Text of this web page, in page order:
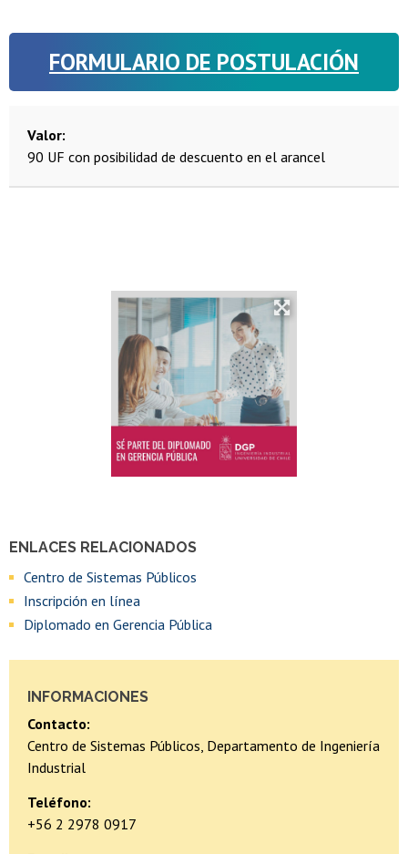
ENLACES RELACIONADOS
Centro de Sistemas Públicos
Inscripción en línea
Diplomado en Gerencia Pública
INFORMACIONES
Contacto:
Centro de Sistemas Públicos, Departamento de Ingeniería
Industrial
Teléfono:
+56 2 2978 0917
FORMULARIO DE POSTULACIÓN
Valor
90 UF con posibilidad de descuento en el arancel